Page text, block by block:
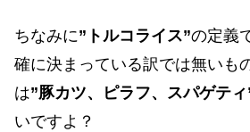
ちなみに”トルコライス”の定義
確に決まっている訳では無いも
は”豚カツ、ピラフ、スパゲティ
いですよ？